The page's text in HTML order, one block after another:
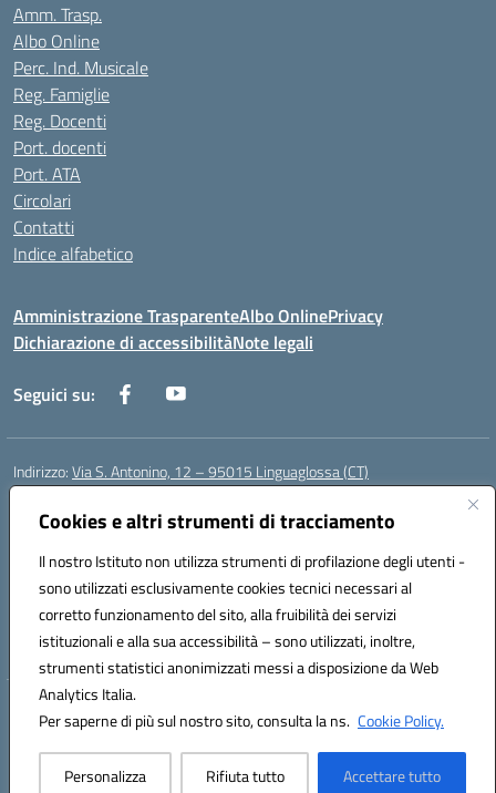
Cookies e altri strumenti di tracciamento
Il nostro Istituto non utilizza strumenti di profilazione degli utenti -
sono utilizzati esclusivamente cookies tecnici necessari al
corretto funzionamento del sito, alla fruibilità dei servizi
istituzionali e alla sua accessibilità – sono utilizzati, inoltre,
strumenti statistici anonimizzati messi a disposizione da Web
Analytics Italia.
Per saperne di più sul nostro sito, consulta la ns. Cookie Policy.
Personalizza Rifiuta tutto Accettare tutto
Amm. Trasp.
Albo Online
Perc. Ind. Musicale
Reg. Famiglie
Reg. Docenti
Port. docenti
Port. ATA
Circolari
Contatti
Indice alfabetico
Amministrazione TrasparenteAlbo OnlinePrivacy
Dichiarazione di accessibilitàNote legali
Seguici su:
Indirizzo:Via S. Antonino, 12 – 95015 Linguaglossa (CT)
Centralino:
Posta elettronica certificata (PEC):ctic83200r@pec.istruzione.it
Codice fiscale: 83002470876
Codice meccanografico:CTIC83200R
Codice Indice delle Pubbliche Amministrazioni (IPA): istsc_CTIC83200R
Codice unico di fatturazione (CUF): UF7TEB
Hosting & Powered by 3D Solution S.r.l.
Concept & Design by Designers Italia